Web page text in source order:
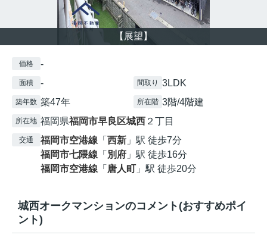
【展望】
価格 -
面積 - 間取り 3LDK
築年数 築47年 所在階 3階/4階建
所在地 福岡県福岡市早良区城西 ２丁目
交通 福岡市空港線 「 西新 」駅 徒歩7分
福岡市七隈線 「 別府 」駅 徒歩16分
福岡市空港線 「 唐人町 」駅 徒歩20分
城西オークマンションのコメント(おすすめポイ
ント)